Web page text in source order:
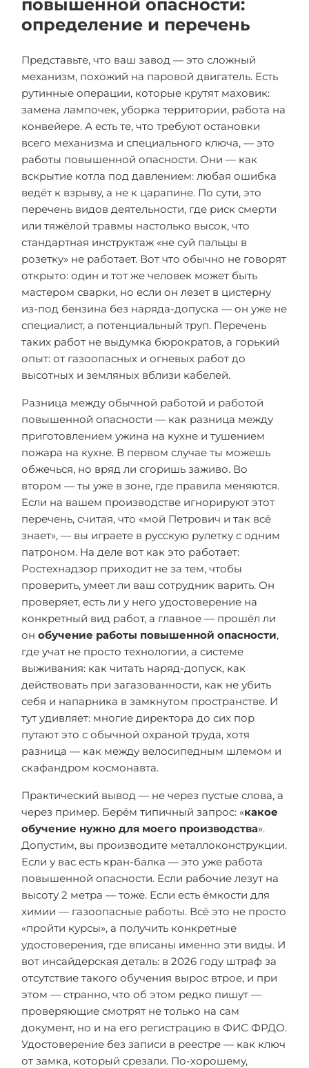
повышенной опасности:
определение и перечень
Представьте, что ваш завод — это сложный
механизм, похожий на паровой двигатель. Есть
рутинные операции, которые крутят маховик:
замена лампочек, уборка территории, работа на
конвейере. А есть те, что требуют остановки
всего механизма и специального ключа, — это
работы повышенной опасности. Они — как
вскрытие котла под давлением: любая ошибка
ведёт к взрыву, а не к царапине. По сути, это
перечень видов деятельности, где риск смерти
или тяжёлой травмы настолько высок, что
стандартная инструктаж «не суй пальцы в
розетку» не работает. Вот что обычно не говорят
открыто: один и тот же человек может быть
мастером сварки, но если он лезет в цистерну
из-под бензина без наряда-допуска — он уже не
специалист, а потенциальный труп. Перечень
таких работ не выдумка бюрократов, а горький
опыт: от газоопасных и огневых работ до
высотных и земляных вблизи кабелей.
Разница между обычной работой и работой
повышенной опасности — как разница между
приготовлением ужина на кухне и тушением
пожара на кухне. В первом случае ты можешь
обжечься, но вряд ли сгоришь заживо. Во
втором — ты уже в зоне, где правила меняются.
Если на вашем производстве игнорируют этот
перечень, считая, что «мой Петрович и так всё
знает», — вы играете в русскую рулетку с одним
патроном. На деле вот как это работает:
Ростехнадзор приходит не за тем, чтобы
проверить, умеет ли ваш сотрудник варить. Он
проверяет, есть ли у него удостоверение на
конкретный вид работ, а главное — прошёл ли
он обучение работы повышенной опасности,
где учат не просто технологии, а системе
выживания: как читать наряд-допуск, как
действовать при загазованности, как не убить
себя и напарника в замкнутом пространстве. И
тут удивляет: многие директора до сих пор
путают это с обычной охраной труда, хотя
разница — как между велосипедным шлемом и
скафандром космонавта.
Практический вывод — не через пустые слова, а
через пример. Берём типичный запрос: «какое
обучение нужно для моего производства».
Допустим, вы производите металлоконструкции.
Если у вас есть кран-балка — это уже работа
повышенной опасности. Если рабочие лезут на
высоту 2 метра — тоже. Если есть ёмкости для
химии — газоопасные работы. Всё это не просто
«пройти курсы», а получить конкретные
удостоверения, где вписаны именно эти виды. И
вот инсайдерская деталь: в 2026 году штраф за
отсутствие такого обучения вырос втрое, и при
этом — странно, что об этом редко пишут —
проверяющие смотрят не только на сам
документ, но и на его регистрацию в ФИС ФРДО.
Удостоверение без записи в реестре — как ключ
от замка, который срезали. По-хорошему,